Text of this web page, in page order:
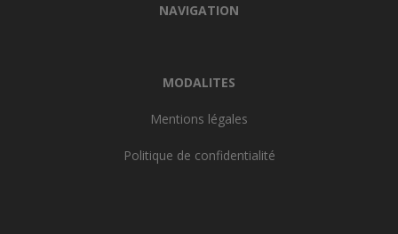
NAVIGATION
MODALITES
Mentions légales
Politique de confidentialité